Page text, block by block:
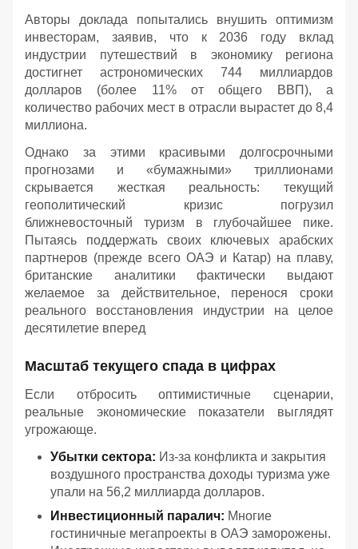
Авторы доклада попытались внушить оптимизм
инвесторам, заявив, что к 2036 году вклад
индустрии путешествий в экономику региона
достигнет астрономических 744 миллиардов
долларов (более 11% от общего ВВП), а
количество рабочих мест в отрасли вырастет до 8,4
миллиона.
Однако за этими красивыми долгосрочными
прогнозами и «бумажными» триллионами
скрывается жесткая реальность: текущий
геополитический кризис погрузил
ближневосточный туризм в глубочайшее пике.
Пытаясь поддержать своих ключевых арабских
партнеров (прежде всего ОАЭ и Катар) на плаву,
британские аналитики фактически выдают
желаемое за действительное, перенося сроки
реального восстановления индустрии на целое
десятилетие вперед
Масштаб текущего спада в цифрах
Если отбросить оптимистичные сценарии,
реальные экономические показатели выглядят
угрожающе.
Убытки сектора: Из-за конфликта и закрытия
воздушного пространства доходы туризма уже
упали на 56,2 миллиарда долларов.
Инвестиционный паралич: Многие
гостиничные мегапроекты в ОАЭ заморожены.